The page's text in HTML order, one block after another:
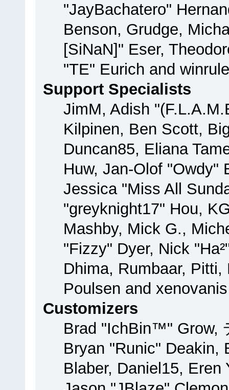
"JayBachatero"
Benson, Grudge,
[SiNaN]" Eser,
"TE" Eurich and
Support Specialists
JimM, Adish
Kilpinen, Ben Scott,
Duncan85, Eliana
Huw, Jan-Olof "Owdy"
Jessica "Miss All
"greyknight17" Hou,
Mashby, Mick G.,
"Fizzy" Dyer, Nick
Dhima, Rumbaar,
Poulsen and xenovanis
Customizers
Brad "IchBin™" Grow,
Bryan "Runic" Deakin,
Blaber, Daniel15,